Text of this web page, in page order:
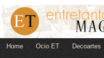
Home Ocio ET Decoartes